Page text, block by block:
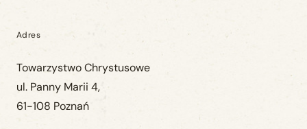
Adres
Towarzystwo Chrystusowe
ul. Panny Marii 4,
61-108 Poznań